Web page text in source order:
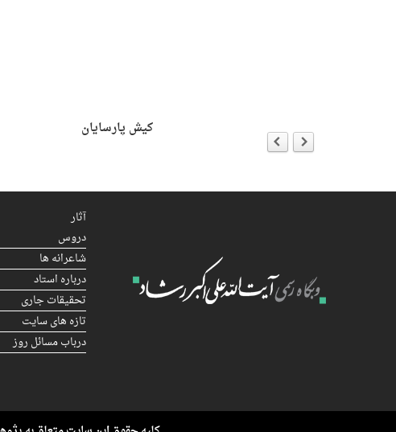
کیش پارسایان
آثار
دروس
شاعرانه ها
درباره استاد
تحقیقات جاری
تازه های سایت
درباب مسائل روز